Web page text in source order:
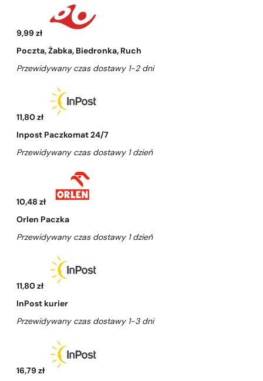
9,99 zł
Poczta, Żabka, Biedronka, Ruch
Przewidywany czas dostawy 1-2 dni
11,80 zł
Inpost Paczkomat 24/7
Przewidywany czas dostawy 1 dzień
10,48 zł
Orlen Paczka
Przewidywany czas dostawy 1 dzień
11,80 zł
InPost kurier
Przewidywany czas dostawy 1-3 dni
16,79 zł